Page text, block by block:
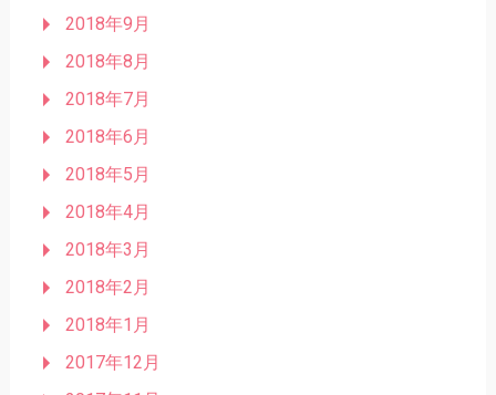
2018年9月
2018年8月
2018年7月
2018年6月
2018年5月
2018年4月
2018年3月
2018年2月
2018年1月
2017年12月